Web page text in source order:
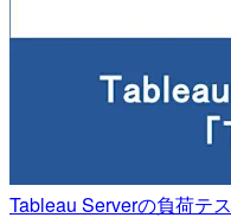
Tableau Serverの負荷テ